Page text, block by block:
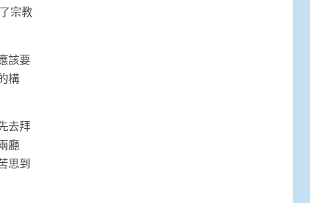
宗教
該要
構
去拜
廳
思到